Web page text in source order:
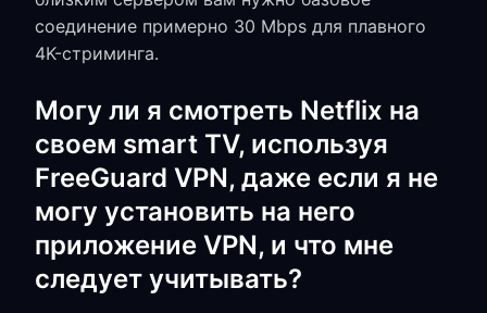
соединение примерно 30 Mbps для плавного
4K-стриминга.
Могу ли я смотреть Netflix на
своем smart TV, используя
FreeGuard VPN, даже если я не
могу установить на него
приложение VPN, и что мне
следует учитывать?